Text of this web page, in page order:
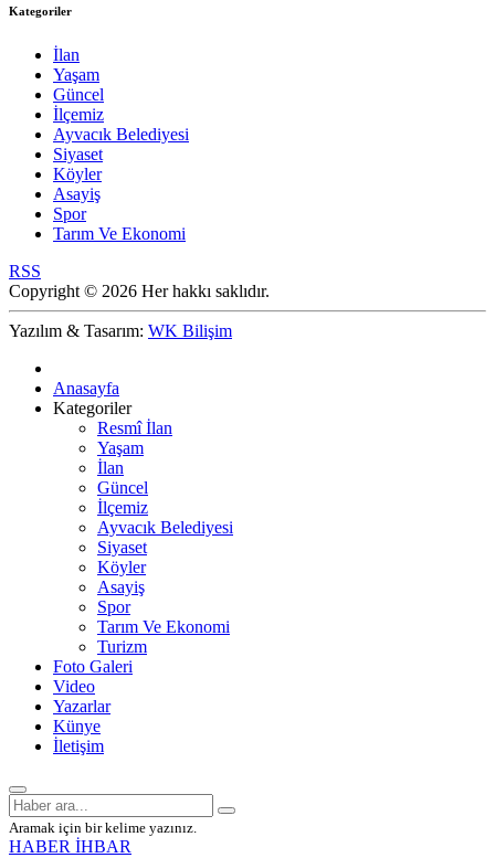
Kategoriler
İlan
Yaşam
Güncel
İlçemiz
Ayvacık Belediyesi
Siyaset
Köyler
Asayiş
Spor
Tarım Ve Ekonomi
RSS
Copyright © 2026 Her hakkı saklıdır.
Yazılım & Tasarım: WK Bilişim
Anasayfa
Kategoriler
Resmî İlan
Yaşam
İlan
Güncel
İlçemiz
Ayvacık Belediyesi
Siyaset
Köyler
Asayiş
Spor
Tarım Ve Ekonomi
Turizm
Foto Galeri
Video
Yazarlar
Künye
İletişim
Aramak için bir kelime yazınız.
HABER İHBAR